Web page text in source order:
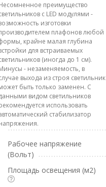
преимущество
с LED модулями -
изготовки
плафонов любой
крайне малая глубина
для встраиваемых
(иногда до 1 см).
- незаменяемость, в
выхода из строя светильник
быть только заменен. С
видом светильников
использовать
стабилизатор
Рабочее напряжение
(Вольт)
Площадь освещения (м2)